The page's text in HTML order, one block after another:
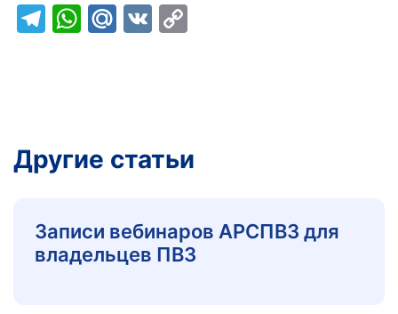
Telegram
WhatsApp
Mail.Ru
VK
Другие статьи
Записи вебинаров АРСПВЗ для
владельцев ПВЗ